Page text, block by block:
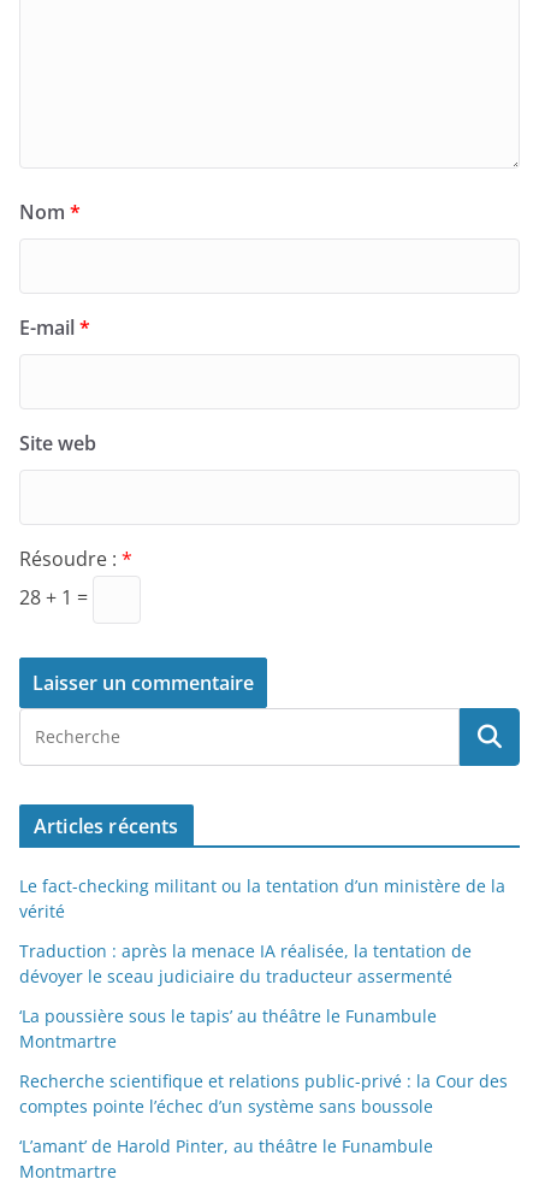
Nom *
E-mail*
Site web
Résoudre : *
28 + 1 =
Articles récents
Le fact-checking militant ou la tentation d’un ministère de la
vérité
Traduction : après la menace IA réalisée, la tentation de
dévoyer le sceau judiciaire du traducteur assermenté
‘La poussière sous le tapis’ au théâtre le Funambule
Montmartre
Recherche scientifique et relations public-privé : la Cour des
comptes pointe l’échec d’un système sans boussole
‘L’amant’ de Harold Pinter, au théâtre le Funambule
Montmartre